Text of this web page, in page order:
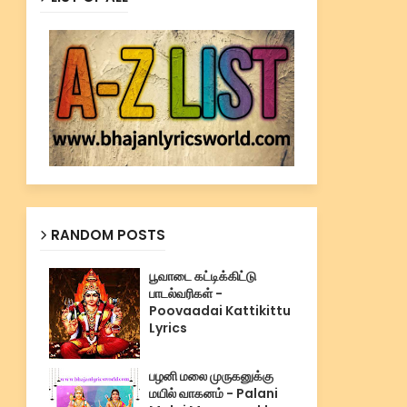
RANDOM POSTS
பூவாடை கட்டிக்கிட்டு
பாடல்வரிகள் -
Poovaadai Kattikittu
Lyrics
பழனி மலை முருகனுக்கு
மயில் வாகனம் - Palani